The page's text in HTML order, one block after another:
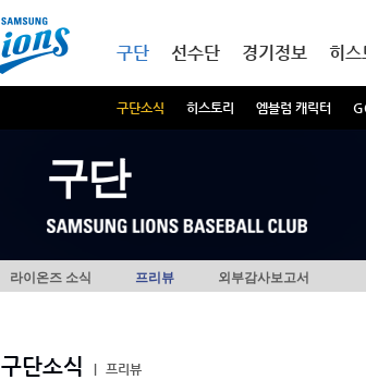
구단
구단소식 히스토리 엠블럼 캐릭터
선수단 경기정보 히스
구단
라이온즈 소식 프리뷰 외부감사보고서
구단소식
프리뷰